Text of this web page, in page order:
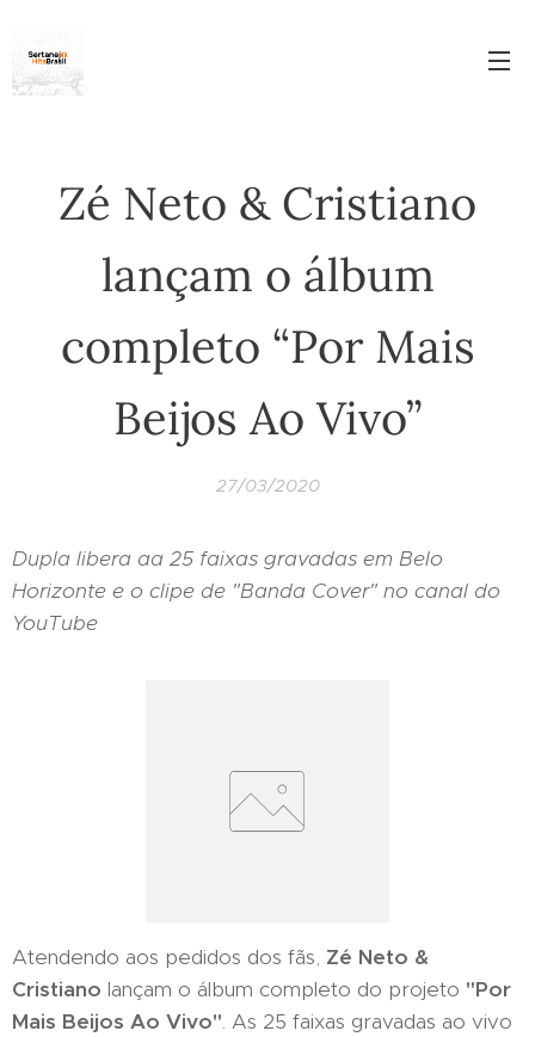
Zé Neto & Cristiano
lançam o álbum
completo “Por Mais
Beijos Ao Vivo”
27/03/2020
Dupla libera aa 25 faixas gravadas em Belo
Horizonte e o clipe de "Banda Cover" no canal do
YouTube
Atendendo aos pedidos dos fãs, Zé Neto &
Cristiano lançam o álbum completo do projeto "Por
Mais Beijos Ao Vivo". As 25 faixas gravadas ao vivo